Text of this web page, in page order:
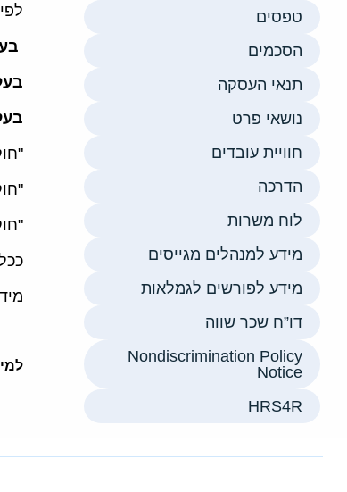
טפסים
הסכמים
תנאי העסקה
נושאי פרט
חוויית עובדים
הדרכה
לוח משרות
מידע למנהלים מגייסים
מידע לפורשים לגמלאות
דו”ח שכר שווה
Nondiscrimination Policy
Notice
HRS4R